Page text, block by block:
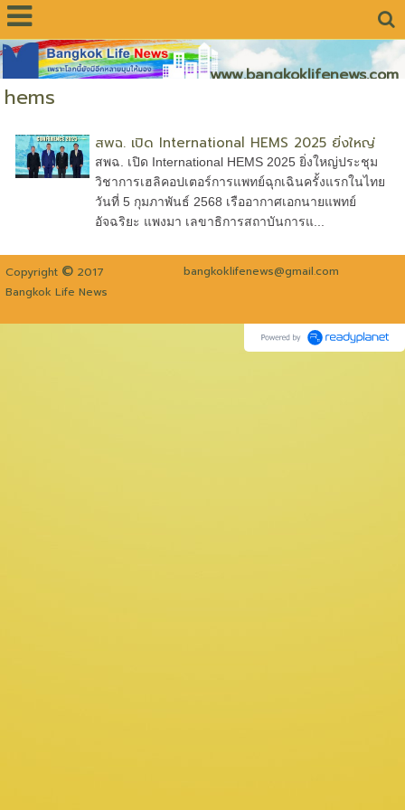
www.bangkoklifenews.com
hems
สพฉ. เปิด International HEMS 2025 ยิ่งใหญ่
สพฉ. เปิด International HEMS 2025 ยิ่งใหญ่ประชุม
วิชาการเฮลิคอปเตอร์การแพทย์ฉุกเฉินครั้งแรกในไทย
วันที่ 5 กุมภาพันธ์ 2568 เรืออากาศเอกนายแพทย์
อัจฉริยะ แพงมา เลขาธิการสถาบันการแ...
Copyright © 2017
bangkoklifenews@gmail.com
Bangkok Life News